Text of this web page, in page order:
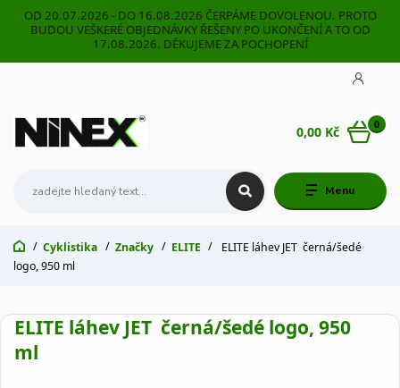
OD 20.07.2026 - DO 16.08.2026 ČERPÁME DOVOLENOU. PROTO
BUDOU VEŠKERÉ OBJEDNÁVKY ŘEŠENY PO UKONČENÍ A TO OD
17.08.2026. DĚKUJEME ZA POCHOPENÍ
Menu
0
0,00 Kč
Cyklistika Značky ELITE
ELITE láhev JET černá/šedé
logo, 950 ml
ELITE láhev JET černá/šedé logo, 950
ml